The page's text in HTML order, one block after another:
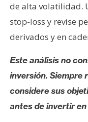
de alta volatilidad.
stop-loss y revise
derivados y en
Este análisis no
inversión. Siempre
considere sus
antes de invertir